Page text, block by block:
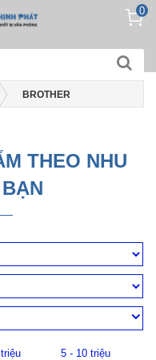
0
BROTHER
THEO NHU
5 - 10 triệu